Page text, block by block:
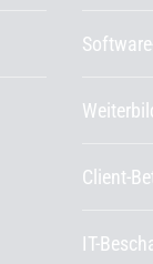
Client-
IT-